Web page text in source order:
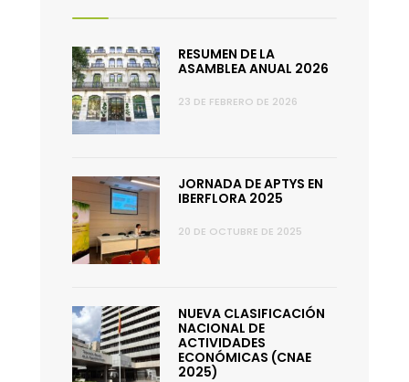
RESUMEN DE LA
ASAMBLEA ANUAL 2026
23 DE FEBRERO DE 2026
JORNADA DE APTYS EN
IBERFLORA 2025
20 DE OCTUBRE DE 2025
NUEVA CLASIFICACIÓN
NACIONAL DE
ACTIVIDADES
ECONÓMICAS (CNAE
2025)